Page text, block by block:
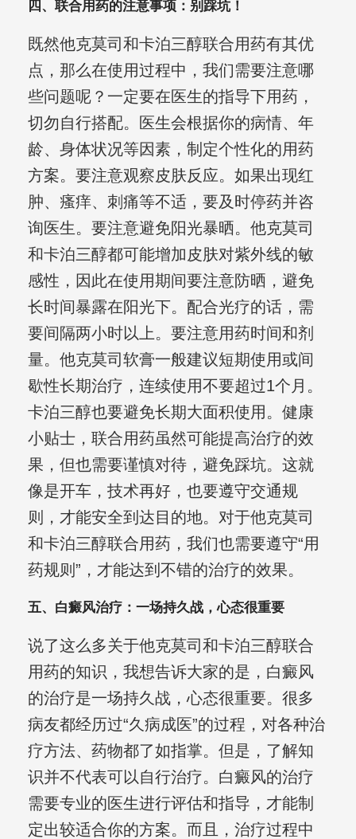
四、联合用药的注意事项：别踩坑！
既然他克莫司和卡泊三醇联合用药有其优
点，那么在使用过程中，我们需要注意哪
些问题呢？一定要在医生的指导下用药，
切勿自行搭配。医生会根据你的病情、年
龄、身体状况等因素，制定个性化的用药
方案。要注意观察皮肤反应。如果出现红
肿、瘙痒、刺痛等不适，要及时停药并咨
询医生。要注意避免阳光暴晒。他克莫司
和卡泊三醇都可能增加皮肤对紫外线的敏
感性，因此在使用期间要注意防晒，避免
长时间暴露在阳光下。配合光疗的话，需
要间隔两小时以上。要注意用药时间和剂
量。他克莫司软膏一般建议短期使用或间
歇性长期治疗，连续使用不要超过1个月。
卡泊三醇也要避免长期大面积使用。健康
小贴士，联合用药虽然可能提高治疗的效
果，但也需要谨慎对待，避免踩坑。这就
像是开车，技术再好，也要遵守交通规
则，才能安全到达目的地。对于他克莫司
和卡泊三醇联合用药，我们也需要遵守“用
药规则”，才能达到不错的治疗的效果。
五、白癜风治疗：一场持久战，心态很重要
说了这么多关于他克莫司和卡泊三醇联合
用药的知识，我想告诉大家的是，白癜风
的治疗是一场持久战，心态很重要。很多
病友都经历过“久病成医”的过程，对各种治
疗方法、药物都了如指掌。但是，了解知
识并不代表可以自行治疗。白癜风的治疗
需要专业的医生进行评估和指导，才能制
定出较适合你的方案。而且，治疗过程中